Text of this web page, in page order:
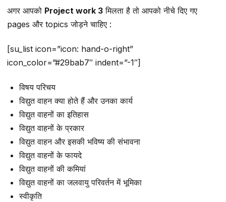
अगर आपको Project work 3 मिलता है तो आपको नीचे दिए गए
pages और topics जोड़ने चाहिए :
[su_list icon=”icon: hand-o-right”
icon_color=”#29bab7″ indent=”-1″]
विषय परिचय
विद्युत वाहन क्या होते हैं और उनका कार्य
विद्युत वाहनों का इतिहास
विद्युत वाहनों के प्रकार
विद्युत वाहन और इसकी भविष्य की संभावना
विद्युत वाहनों के फायदे
विद्युत वाहनों की कमियां
विद्युत वाहनों का जलवायु परिवर्तन में भूमिका
स्वीकृति